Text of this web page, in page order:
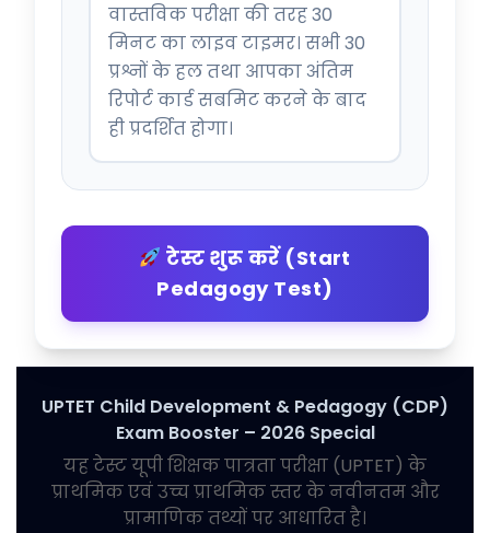
वास्तविक परीक्षा की तरह 30
मिनट का लाइव टाइमर। सभी 30
प्रश्नों के हल तथा आपका अंतिम
रिपोर्ट कार्ड सबमिट करने के बाद
ही प्रदर्शित होगा।
टेस्ट शुरू करें (Start
Pedagogy Test)
UPTET Child Development & Pedagogy (CDP)
Exam Booster – 2026 Special
यह टेस्ट यूपी शिक्षक पात्रता परीक्षा (UPTET) के
प्राथमिक एवं उच्च प्राथमिक स्तर के नवीनतम और
प्रामाणिक तथ्यों पर आधारित है।